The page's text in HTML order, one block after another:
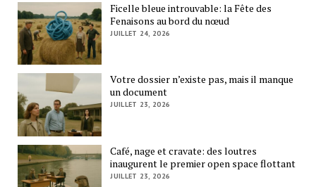
Ficelle bleue introuvable: la Fête des
Fenaisons au bord du nœud
JUILLET 24, 2026
Votre dossier n’existe pas, mais il manque
un document
JUILLET 23, 2026
Café, nage et cravate: des loutres
inaugurent le premier open space flottant
JUILLET 23, 2026